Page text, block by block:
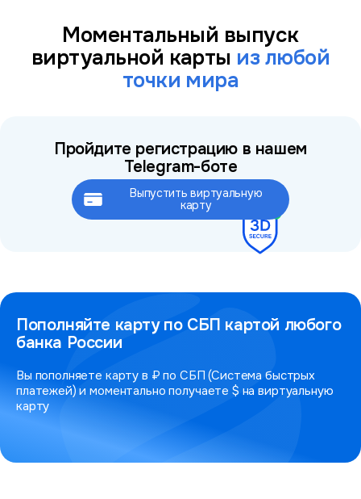
Моментальный выпуск
виртуальной карты из любой
точки мира
Пройдите регистрацию в нашем
Telegram-боте
Это займёт не более 2 минут
Выпустить виртуальную
карту
Пополняйте карту по СБП картой любого
банка России
Вы пополняете карту в ₽ по СБП (Система быстрых
платежей) и моментально получаете $ на виртуальную
карту